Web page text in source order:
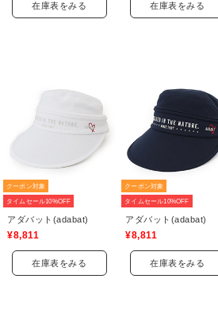
在庫表をみる 在庫表をみる
クーポン対象
タイムセール10%OFF
アダバット(adabat)
¥8,811
在庫表をみる
クーポン対象
タイムセール10%OFF
アダバット(adabat)
¥8,811
在庫表をみる